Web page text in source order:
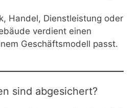
Handel, Dienstleistung oder
verdient einen
Geschäftsmodell passt.
sind abgesichert?